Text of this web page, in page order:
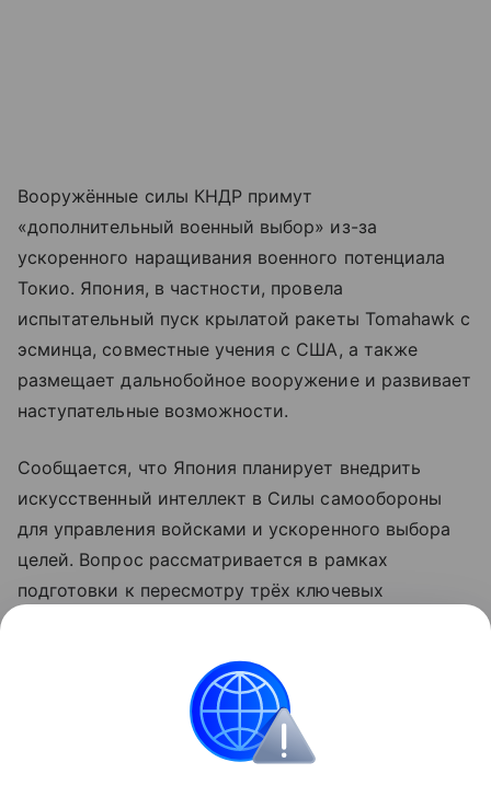
Вооружённые силы КНДР примут
«дополнительный военный выбор» из-за
ускоренного наращивания военного потенциала
Токио. Япония, в частности, провела
испытательный пуск крылатой ракеты Tomahawk с
эсминца, совместные учения с США, а также
размещает дальнобойное вооружение и развивает
наступательные возможности.
Сообщается, что Япония планирует внедрить
искусственный интеллект в Силы самообороны
для управления войсками и ускоренного выбора
целей. Вопрос рассматривается в рамках
подготовки к пересмотру трёх ключевых
обновить до конца года.
Внешняя политика